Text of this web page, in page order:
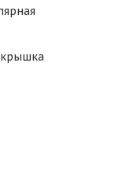
крышка